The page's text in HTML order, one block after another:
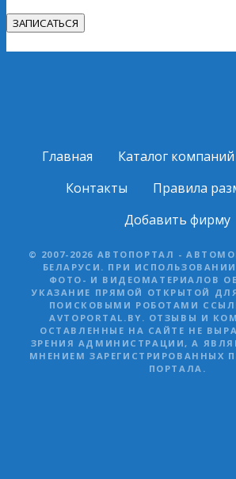
Главная Каталог компаний
Контакты
Правила
Добавить фирму
© 2007-2026 АВТОПОРТАЛ -
БЕЛАРУСИ. ПРИ
ФОТО- И ВИДЕОМАТЕРИАЛОВ
УКАЗАНИЕ ПРЯМОЙ ОТКРЫТОЙ
ПОИСКОВЫМИ РОБОТАМИ
AVTOPORTAL.BY. ОТЗЫВЫ И
ОСТАВЛЕННЫЕ НА САЙТЕ НЕ
ЗРЕНИЯ АДМИНИСТРАЦИИ, А
МНЕНИЕМ ЗАРЕГИСТРИРОВАННЫХ
ПОРТАЛА.